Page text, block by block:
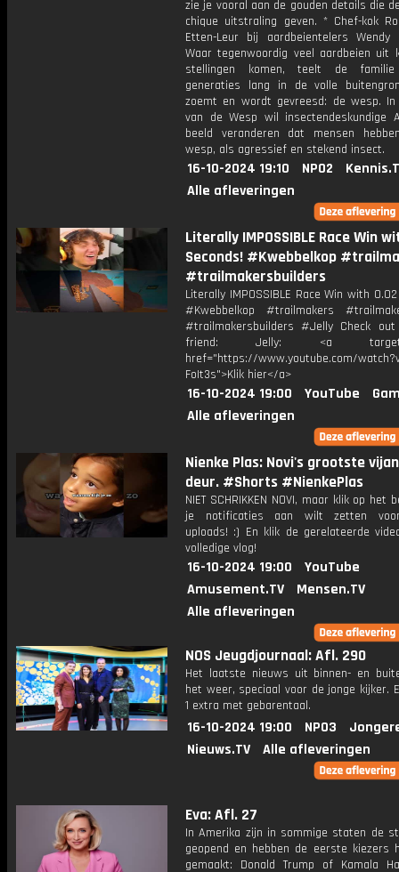
zie je vooral aan de gouden details die
chique uitstraling geven. * Chef-kok
Etten-Leur bij aardbeientelers Wendy
Waar tegenwoordig veel aardbeien uit
stellingen komen, teelt de
generaties lang in de volle
zoemt en wordt gevreesd: de wesp.
van de Wesp wil insectendeskundige
beeld veranderen dat mensen
wesp, als agressief en stekend insect.
16-10-2024 19:10 NPO2
Alle afleveringen
Literally IMPOSSIBLE Race Win
Seconds! #Kwebbelkop
#trailmakersbuilders
Literally IMPOSSIBLE Race Win with
#Kwebbelkop #trailmakers
#trailmakersbuilders #Jelly Check
friend: Jelly: <a
href="https://www.youtube.com/
FoIt3s">Klik hier</a>
16-10-2024 19:00 YouTube
Alle afleveringen
Nienke Plas: Novi's grootste
deur. #Shorts #NienkePlas
NIET SCHRIKKEN NOVI, maar klik op het
je notificaties aan wilt zetten
uploads! :) En klik de gerelateerde
volledige vlog!
16-10-2024 19:00
YouTube
Amusement.TV
Mensen.TV
Alle afleveringen
NOS Jeugdjournaal: Afl. 290
Het laatste nieuws uit binnen- en
het weer, speciaal voor de jonge kijker.
1 extra met gebarentaal.
16-10-2024 19:00 NPO3
Nieuws.TV
Alle afleveringen
Eva: Afl. 27
In Amerika zijn in sommige staten de
geopend en hebben de eerste kiezers
gemaakt: Donald Trump of Kamala